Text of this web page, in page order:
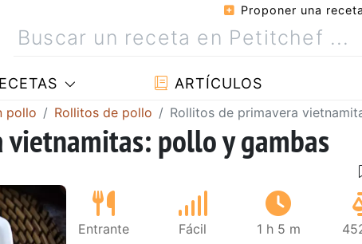
Proponer una receta
ARTÍCULOS
pollo Rollitos de pollo Rollitos de primavera
pollo y gambas
Entrante Fácil 1 h 5 m